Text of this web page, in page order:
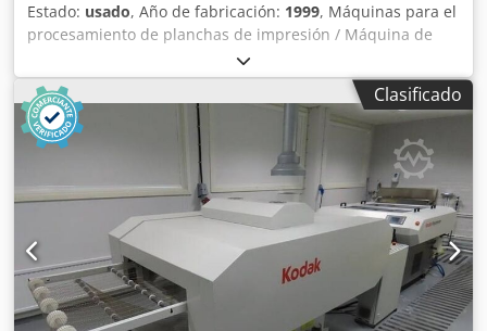
Estado: usado, Año de fabricación: 1999, Máquinas para el
procesamiento de planchas de impresión / Máquina de
pruebas AZ, año 1999 - número de serie XX158 Crjdpfeh Ax
R Ujx Ah Dof Ancho de trabajo máximo: 300 mm Inspección
en línea mediante vídeo a través de Skype Nos
complacería mucho recibir su visita; tenemos más
máquinas en stock. Disponible de inmediato; se puede
inspeccionar. En stock en Emskirchen/Núremberg; se
puede probar.
Clasificado